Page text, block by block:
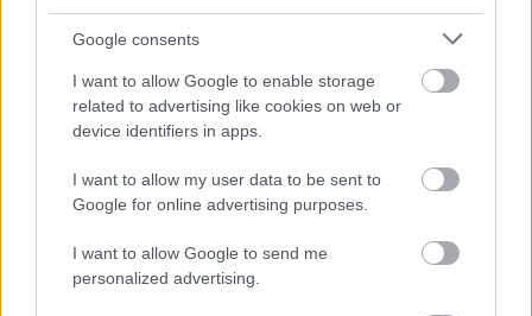
Google consents
I want to allow Google to enable storage
related to advertising like cookies on web or
device identifiers in apps.
I want to allow my user data to be sent to
Google for online advertising purposes.
I want to allow Google to send me
personalized advertising.
Hozzászólások